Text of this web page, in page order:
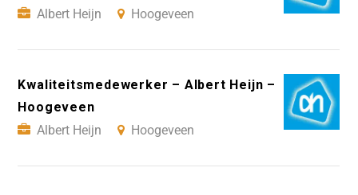
Albert Heijn
Hoogeveen
Kwaliteitsmedewerker – Albert Heijn –
Hoogeveen
Albert Heijn
Hoogeveen